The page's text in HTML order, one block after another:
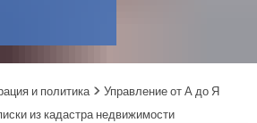
и политика
Управление от А до Я
из кадастра недвижимости